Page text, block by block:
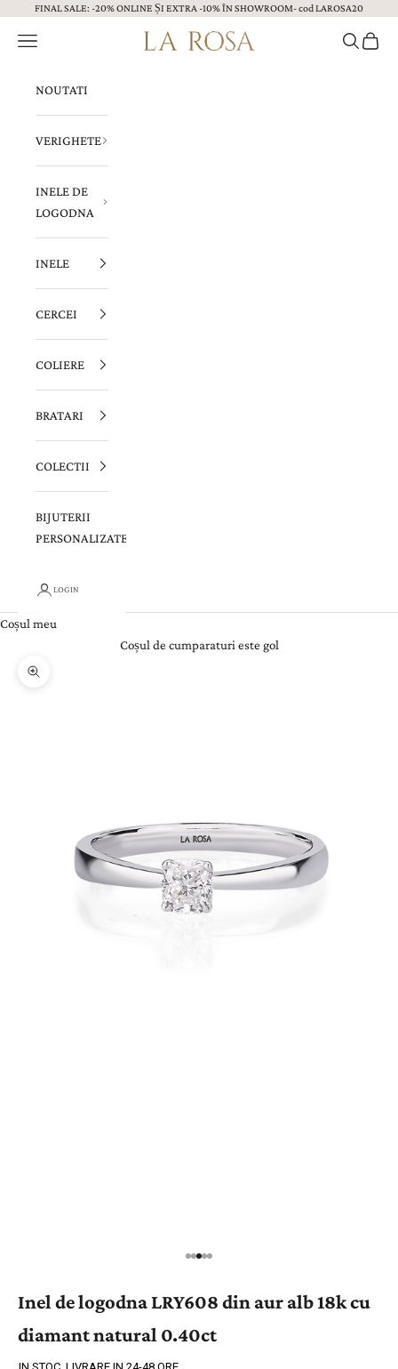
Sari la continut
FINAL SALE: -20% ONLINE ȘI EXTRA -10% ÎN SHOWROOM- cod LAROSA20
Bijuterii LA ROSA
Menu CautăCoș
NOUTATI
VERIGHETE
INELE DE
LOGODNA
INELE
CERCEI
COLIERE
BRATARI
COLECTII
BIJUTERII
PERSONALIZATE
LOGIN
Coșul meu
Coșul de cumparaturi este gol
Zoom
Inel de logodna LRY608 din aur alb 18k cu
diamant natural 0.40ct